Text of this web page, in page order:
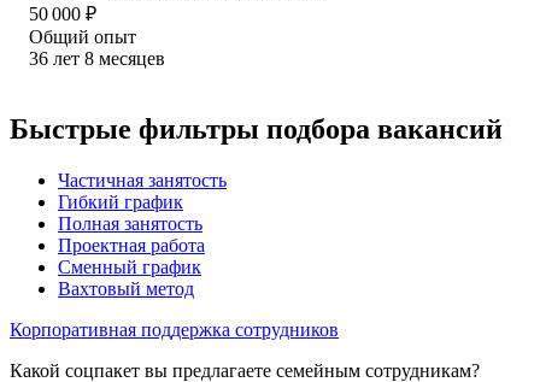
50 000 ₽
Общий опыт
36 лет 8 месяцев
Быстрые фильтры подбора вакансий
Частичная занятость
Гибкий график
Полная занятость
Проектная работа
Сменный график
Вахтовый метод
Корпоративная поддержка сотрудников
Какой соцпакет вы предлагаете семейным сотрудникам?